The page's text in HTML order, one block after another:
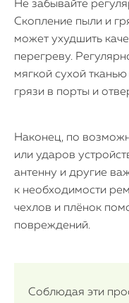
Не забывайте
Скопление пыли и
может ухудшить
перегреву.
мягкой сухой
грязи в порты и
Наконец, по
или ударов
антенну и другие
к необходимости
чехлов и плёнок
повреждений.
Соблюдая эти